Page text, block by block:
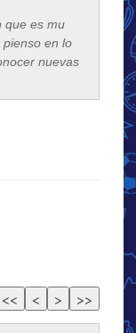
que es mu
en lo
nuevas